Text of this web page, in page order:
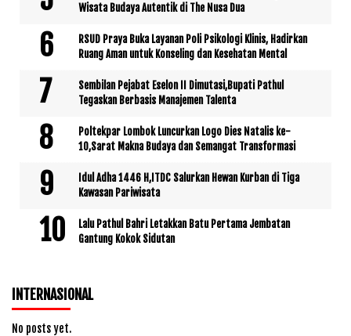
Wisata Budaya Autentik di The Nusa Dua
RSUD Praya Buka Layanan Poli Psikologi Klinis, Hadirkan
Ruang Aman untuk Konseling dan Kesehatan Mental
Sembilan Pejabat Eselon II Dimutasi,Bupati Pathul
Tegaskan Berbasis Manajemen Talenta
Poltekpar Lombok Luncurkan Logo Dies Natalis ke-
10,Sarat Makna Budaya dan Semangat Transformasi
Idul Adha 1446 H,ITDC Salurkan Hewan Kurban di Tiga
Kawasan Pariwisata
Lalu Pathul Bahri Letakkan Batu Pertama Jembatan
Gantung Kokok Sidutan
INTERNASIONAL
No posts yet.